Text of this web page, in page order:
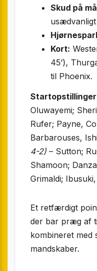
Skud på
Kort:
45’),
til Phoenix.
Oluwayemi;
Rufer; Payne,
Barbarouses,
4-2) – Sutton;
Shamoon;
Grimaldi;
Et retfærdigt
der bar præg af
kombineret med
mandskaber.